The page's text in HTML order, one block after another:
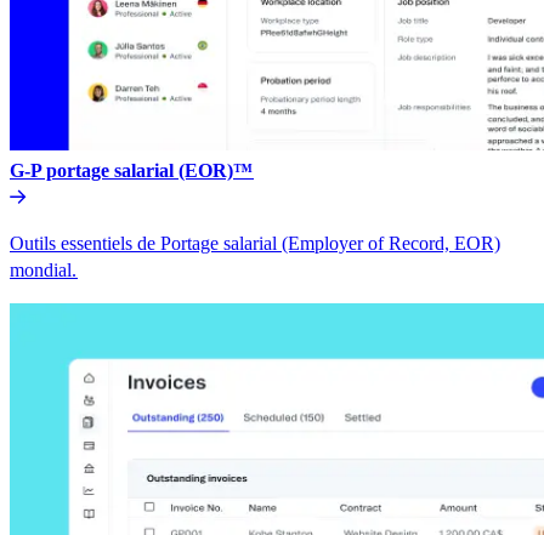
G-P portage salarial (EOR)™​​
Outils essentiels de Portage salarial (Employer of Record, EOR)
mondial.​​